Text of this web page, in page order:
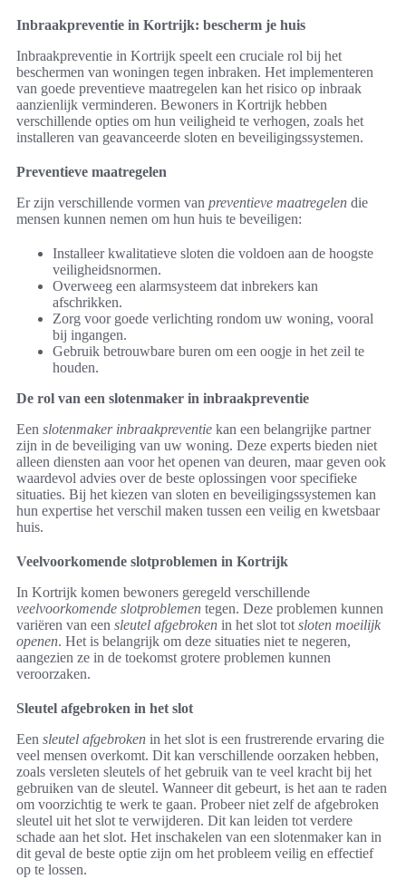
Inbraakpreventie in Kortrijk: bescherm je huis
Inbraakpreventie in Kortrijk speelt een cruciale rol bij het
beschermen van woningen tegen inbraken. Het implementeren
van goede preventieve maatregelen kan het risico op inbraak
aanzienlijk verminderen. Bewoners in Kortrijk hebben
verschillende opties om hun veiligheid te verhogen, zoals het
installeren van geavanceerde sloten en beveiligingssystemen.
Preventieve maatregelen
Er zijn verschillende vormen van preventieve maatregelen die
mensen kunnen nemen om hun huis te beveiligen:
Installeer kwalitatieve sloten die voldoen aan de hoogste
veiligheidsnormen.
Overweeg een alarmsysteem dat inbrekers kan
afschrikken.
Zorg voor goede verlichting rondom uw woning, vooral
bij ingangen.
Gebruik betrouwbare buren om een oogje in het zeil te
houden.
De rol van een slotenmaker in inbraakpreventie
Een slotenmaker inbraakpreventie kan een belangrijke partner
zijn in de beveiliging van uw woning. Deze experts bieden niet
alleen diensten aan voor het openen van deuren, maar geven ook
waardevol advies over de beste oplossingen voor specifieke
situaties. Bij het kiezen van sloten en beveiligingssystemen kan
hun expertise het verschil maken tussen een veilig en kwetsbaar
huis.
Veelvoorkomende slotproblemen in Kortrijk
In Kortrijk komen bewoners geregeld verschillende
veelvoorkomende slotproblemen tegen. Deze problemen kunnen
variëren van een sleutel afgebroken in het slot tot sloten moeilijk
openen. Het is belangrijk om deze situaties niet te negeren,
aangezien ze in de toekomst grotere problemen kunnen
veroorzaken.
Sleutel afgebroken in het slot
Een sleutel afgebroken in het slot is een frustrerende ervaring die
veel mensen overkomt. Dit kan verschillende oorzaken hebben,
zoals versleten sleutels of het gebruik van te veel kracht bij het
gebruiken van de sleutel. Wanneer dit gebeurt, is het aan te raden
om voorzichtig te werk te gaan. Probeer niet zelf de afgebroken
sleutel uit het slot te verwijderen. Dit kan leiden tot verdere
schade aan het slot. Het inschakelen van een slotenmaker kan in
dit geval de beste optie zijn om het probleem veilig en effectief
op te lossen.